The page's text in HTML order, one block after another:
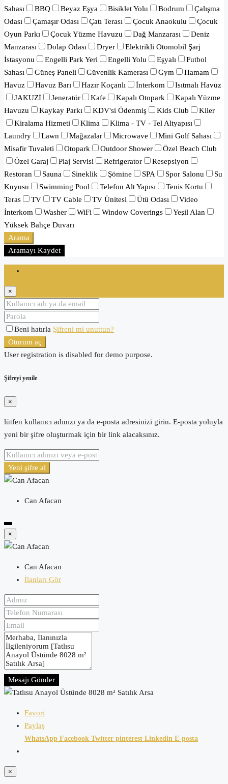
Sahası
BBQ Beyaz Eşya Bisiklet Yolu Bodrum
Çalışma
Odası
Çamaşır Odası Çatı Terası Çocuk Anaokulu
Çocuk
Oyun Parkı
Çocuk Yüzme Havuzu Dağ Manzarası
Deniz
Manzarası
Dolap Odası Dryer
Elektrikli Otomobil Şarj
İstasyonu
Engelli Park Yeri Engelli Yolu Eşyalı
Futbol
Sahası
Güneş Paneli Güvenlik Kamerası Gym
Hamam
Havuz
Havuz Barı Hazır Koçanlı İnterkom
Isıtmalı Havuz
JAKUZİ
Jeneratör Kafe Kapalı Otopark
Kapalı Yüzme
Havuzu
Kaykay Parkı KDV'si Ödenmiş Kids Club
Kiler
Kiralama Hizmeti
Klima
Klima - TV - Tel Altyapısı
Laundry
Lawn Mağazalar Microwave
Mini Golf Sahası
Misafir Tuvaleti
Otopark Outdoor Shower
Özel Beach Club
Özel Garaj
Plaj Servisi Refrigerator
Resepsiyon
Restoran
Sauna Sineklik Şömine SPA Spor Salonu
Su
Kuyusu
Swimming Pool Telefon Alt Yapısı
Tenis Kortu
Teras
TV TV Cable TV Ünitesi Ütü Odası
Video
İnterkom
Washer WiFi Window Coverings
Yeşil Alan
Yüksek Bahçe Duvarı
Arama
Aramayı Kaydet
×
Beni hatırla Şifreni mi unuttun?
Oturum aç
User registration is disabled for demo purpose.
Şifreyi yenile
×
lütfen kullanıcı adınızı ya da e-posta adresinizi girin. E-posta yoluyla
yeni bir şifre oluşturmak için bir link alacaksınız.
Yeni şifre al
Can Afacan
×
Can Afacan
İlanları Gör
Mesajı Gönder
Favori
Paylaş
WhatsApp Facebook Twitter pinterest Linkedin E-posta
×